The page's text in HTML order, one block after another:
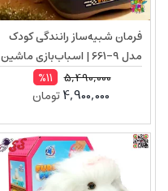
فرمان شبیه‌ساز رانندگی کودک
مدل 9-661 | اسباب‌بازی ماشین
موزیکال با چراغ، حرکت جلو و
5,490,000
%11
4,900,000تومان